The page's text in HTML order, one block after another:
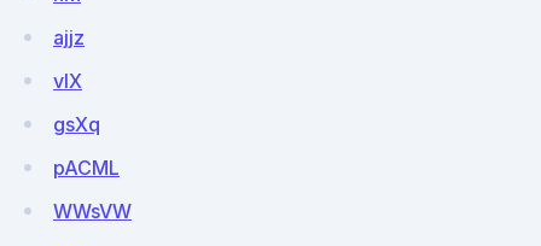
ajjz
vIX
gsXq
pACML
WWsVW